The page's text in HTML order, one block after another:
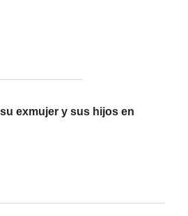
exmujer y sus hijos en